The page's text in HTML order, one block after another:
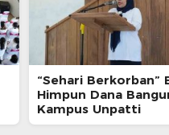
“Sehari Berkorban”
Himpun Dana
Kampus Unpatti